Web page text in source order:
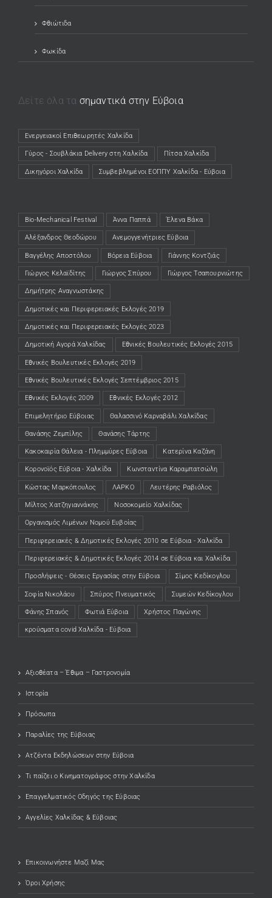
Φθιώτιδα
Φωκίδα
Δείτε όλα τα σημαντικά στην Εύβοια
Ενεργειακοί Επιθεωρητές Χαλκίδα
(opens in a new tab)
Γύρος - Σουβλάκια Delivery στη Χαλκίδα
(opens in a new tab) Πίτσα Χαλκίδα
(opens in a new tab)
Δικηγόροι Χαλκίδα
(opens in a new tab) Συμβεβλημένοι ΕΟΠΠΥ Χαλκίδα - Εύβοια
(opens in a new tab)
Bio-Mechanical Festival Άννα Παππά Έλενα Βάκα
Αλέξανδρος Θεοδώρου Ανεμογγενήτριες Εύβοια
Βαγγέλης Αποστόλου Βόρεια Εύβοια Γιάννης Κοντζιάς
Γιώργος Κελαϊδίτης Γιώργος Σπύρου Γιώργος Τσαπουρνιώτης
Δημήτρης Αναγνωστάκης
Δημοτικές και Περιφερειακές Εκλογές 2019
Δημοτικές και Περιφερειακές Εκλογές 2023
Δημοτική Αγορά Χαλκίδας Εθνικές Βουλευτικές Εκλογές 2015
Εθνικές Βουλευτικές Εκλογές 2019
Εθνικές Βουλευτικές Εκλογές Σεπτέμβριος 2015
Εθνικές Εκλογές 2009 Εθνικές Εκλογές 2012
Επιμελητήριο Εύβοιας Θαλασσινό Καρναβάλι Χαλκίδας
Θανάσης Ζεμπίλης Θανάσης Τάρτης
Κακοκαιρία Θάλεια - Πλημμύρες Εύβοια Κατερίνα Καζάνη
Κορονοϊός Εύβοια - Χαλκίδα Κωνσταντίνα Καραμπατσώλη
Κώστας Μαρκόπουλος ΛΑΡΚΟ Λευτέρης Ραβιόλος
Μίλτος Χατζηγιαννάκης Νοσοκομείο Χαλκίδας
Οργανισμός Λιμένων Νομού Ευβοίας
Περιφερειακές & Δημοτικές Εκλογές 2010 σε Εύβοια - Χαλκίδα
Περιφερειακές & Δημοτικές Εκλογές 2014 σε Εύβοια και Χαλκίδα
Προσλήψεις - Θέσεις Εργασίας στην Εύβοια Σίμος Κεδίκογλου
Σοφία Νικολάου Σπύρος Πνευματικός Συμεών Κεδίκογλου
Φάνης Σπανός Φωτιά Εύβοια Χρήστος Παγώνης
κρούσματα covid Χαλκίδα - Εύβοια
Αξιοθέατα – Έθιμα – Γαστρονομία
Ιστορία
Πρόσωπα
Παραλίες της Εύβοιας
Ατζέντα Εκδηλώσεων στην Εύβοια
Τι παίζει ο Κινηματογράφος στην Χαλκίδα
Επαγγελματικός Οδηγός της Εύβοιας
Αγγελίες Χαλκίδας & Εύβοιας
Επικοινωνήστε Μαζί Μας
Όροι Χρήσης